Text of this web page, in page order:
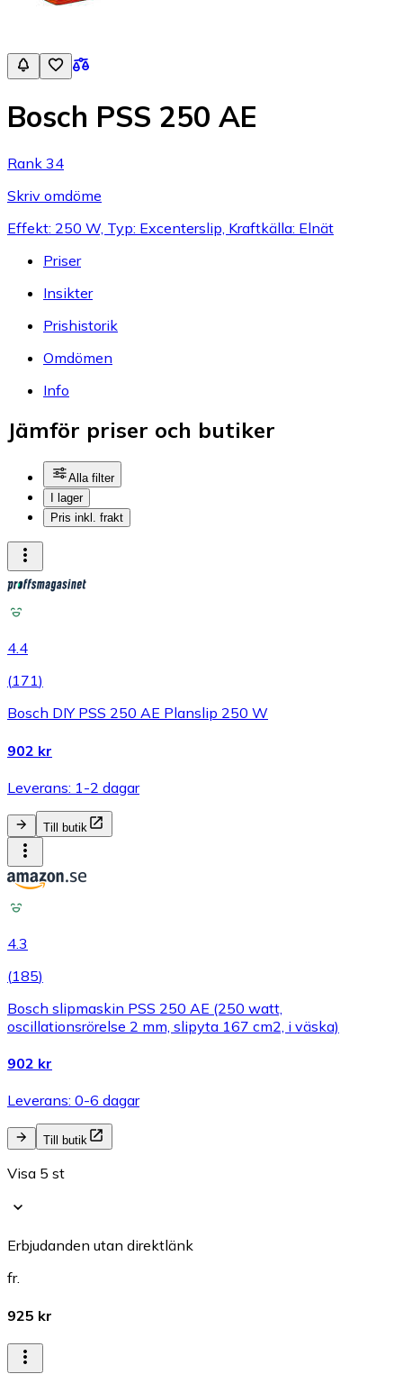
Bosch PSS 250 AE
Rank 34
Skriv omdöme
Effekt: 250 W, Typ: Excenterslip, Kraftkälla: Elnät
Priser
Insikter
Prishistorik
Omdömen
Info
Jämför priser och butiker
Alla filter
I lager
Pris inkl. frakt
4.4
(171)
Bosch DIY PSS 250 AE Planslip 250 W
902 kr
Leverans: 1-2 dagar
Till butik
4.3
(185)
Bosch slipmaskin PSS 250 AE (250 watt,
oscillationsrörelse 2 mm, slipyta 167 cm2, i väska)
902 kr
Leverans: 0-6 dagar
Till butik
Visa 5 st
Erbjudanden utan direktlänk
fr.
925 kr